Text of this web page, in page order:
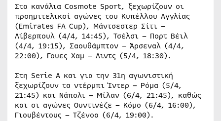
Στα κανάλια Cosmote Sport, ξεχωρίζουν οι
προημιτελικοί αγώνες του Κυπέλλου Αγγλίας
(Emirates FA Cup), Mάντσεστερ Σίτι –
Λίβερπουλ (4/4, 14:45), Τσέλσι – Πορτ Βέιλ
(4/4, 19:15), Σαουθάμπτον – Άρσεναλ (4/4,
22:00), Γουες Χαμ – Λιντς (5/4, 18:30).
Στη Serie A και για την 31η αγωνιστική
ξεχωρίζουν τα ντέρμπι Ίντερ – Ρόμα (5/4,
21:45) και Νάπολι – Μίλαν (6/4, 21:45), καθώς
και οι αγώνες Ουντινέζε – Κόμο (6/4, 16:00),
Γιουβέντους – Τζένοα (6/4, 19:00).